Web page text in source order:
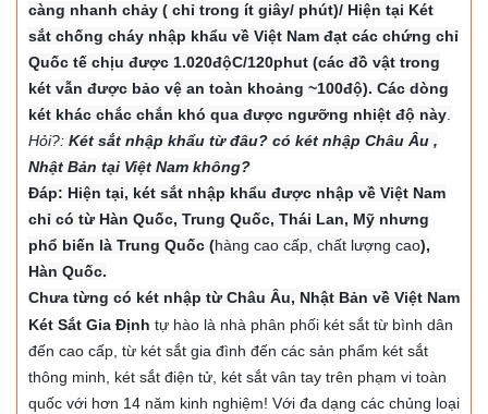
càng nhanh chảy ( chỉ trong ít giây/ phút)/ Hiện tại Két
sắt chống cháy nhập khẩu về Việt Nam đạt các chứng chỉ
Quốc tế chịu được 1.020độC/120phut (các đồ vật trong
két vẫn được bảo vệ an toàn khoảng ~100độ). Các dòng
két khác chắc chắn khó qua được ngưỡng nhiệt độ này.
Hỏi?: Két sắt nhập khẩu từ đâu? có két nhập Châu Âu ,
Nhật Bản tại Việt Nam không?
Đáp: Hiện tại, két sắt nhập khẩu được nhập về Việt Nam
chỉ có từ Hàn Quốc, Trung Quốc, Thái Lan, Mỹ nhưng
phổ biến là Trung Quốc (hàng cao cấp, chất lượng cao),
Hàn Quốc.
Chưa từng có két nhập từ Châu Âu, Nhật Bản về Việt Nam
Két Sắt Gia Định tự hào là nhà phân phối két sắt từ bình dân
đến cao cấp, từ két sắt gia đình đến các sản phẩm két sắt
thông minh, két sắt điện tử, két sắt vân tay trên phạm vi toàn
quốc với hơn 14 năm kinh nghiệm! Với đa dạng các chủng loại